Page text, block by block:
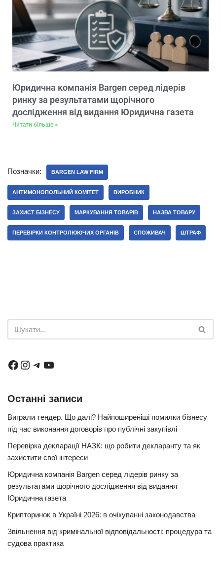
Юридична компанія Bargen серед лідерів
ринку за результатами щорічного
дослідження від видання Юридична газета
Читати більше >
Позначки: BARGEN LAW FIRM
АНТИМОНОПОЛЬНИЙ КОМІТЕТ ВИРОБНИК
ЗАХИСТ БІЗНЕСУ МАРКУВАННЯ ТОВАРІВ НАЗВА ТОВАРУ
ПЕРЕВІРКИ КОНТРОЛЮЮЧИХ ОРГАНІВ СПОЖИВАЧ ШТРАФ
Останні записи
Виграли тендер. Що далі? Найпоширеніші помилки бізнесу
під час виконання договорів про публічні закупівлі
Перевірка декларації НАЗК: що робити декларанту та як
захистити свої інтереси
Юридична компанія Bargen серед лідерів ринку за
результатами щорічного дослідження від видання
Юридична газета
Крипторинок в Україні 2026: в очікуванні законодавства
Звільнення від кримінальної відповідальності: процедура та
судова практика